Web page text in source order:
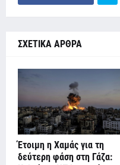
ΣΧΕΤΙΚΑ ΑΡΘΡΑ
Έτοιμη η Χαμάς για τη
δεύτερη φάση στη Γάζα: